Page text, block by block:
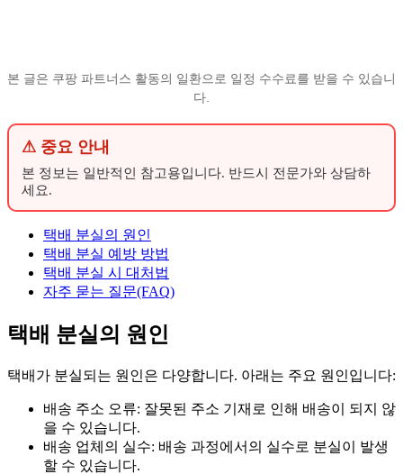
본 글은 쿠팡 파트너스 활동의 일환으로 일정 수수료를 받을 수 있습니
다.
⚠ 중요 안내
본 정보는 일반적인 참고용입니다. 반드시 전문가와 상담하
세요.
택배 분실의 원인
택배 분실 예방 방법
택배 분실 시 대처법
자주 묻는 질문(FAQ)
택배 분실의 원인
택배가 분실되는 원인은 다양합니다. 아래는 주요 원인입니다:
배송 주소 오류: 잘못된 주소 기재로 인해 배송이 되지 않
을 수 있습니다.
배송 업체의 실수: 배송 과정에서의 실수로 분실이 발생
할 수 있습니다.